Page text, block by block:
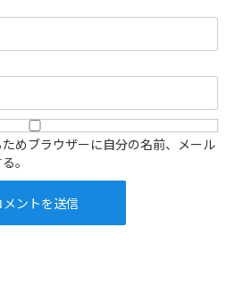
めブラウザーに自分の名前、メール
。